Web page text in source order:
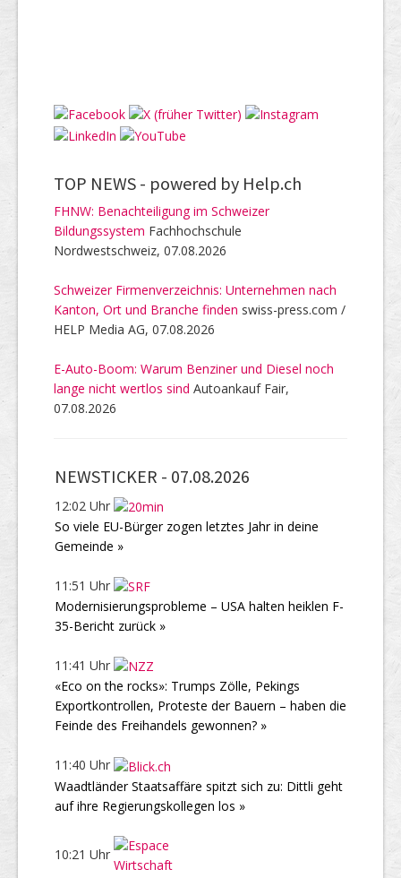
TOP NEWS - powered by Help.ch
FHNW: Benachteiligung im Schweizer
Bildungssystem Fachhochschule
Nordwestschweiz, 07.08.2026
Schweizer Firmenverzeichnis: Unternehmen nach
Kanton, Ort und Branche finden swiss-press.com /
HELP Media AG, 07.08.2026
E-Auto-Boom: Warum Benziner und Diesel noch
lange nicht wertlos sind Autoankauf Fair,
07.08.2026
NEWSTICKER - 07.08.2026
12:02 Uhr
So viele EU-Bürger zogen letztes Jahr in deine
Gemeinde »
11:51 Uhr
Modernisierungsprobleme – USA halten heiklen F-
35-Bericht zurück »
11:41 Uhr
«Eco on the rocks»: Trumps Zölle, Pekings
Exportkontrollen, Proteste der Bauern – haben die
Feinde des Freihandels gewonnen? »
11:40 Uhr
Waadtländer Staatsaffäre spitzt sich zu: Dittli geht
auf ihre Regierungskollegen los »
10:21 Uhr